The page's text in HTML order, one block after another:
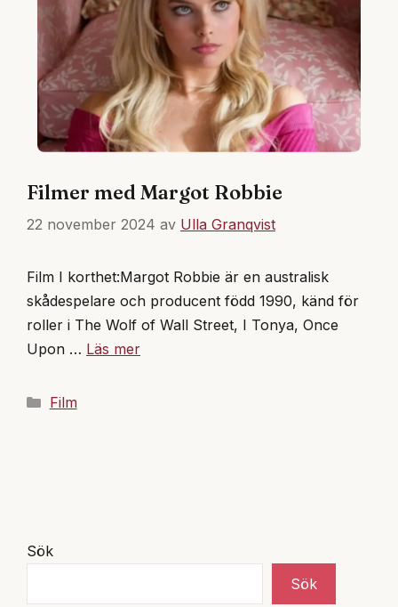
Filmer med Margot Robbie
22 november 2024 av Ulla Granqvist
Film I korthet:Margot Robbie är en australisk
skådespelare och producent född 1990, känd för
roller i The Wolf of Wall Street, I Tonya, Once
Upon … Läs mer
Kategorier
Film
Sök
Sök